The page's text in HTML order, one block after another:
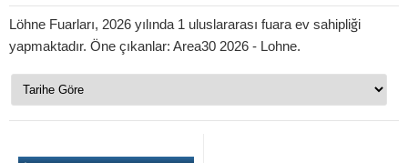
Löhne Fuarları, 2026 yılında 1 uluslararası fuara ev sahipliği
yapmaktadır. Öne çıkanlar: Area30 2026 - Lohne.